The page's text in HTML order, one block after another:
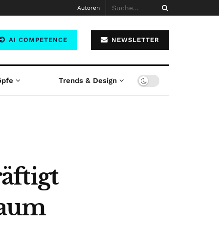
Autoren
AI COMPETENCE NEWSLETTER
Trends & Design